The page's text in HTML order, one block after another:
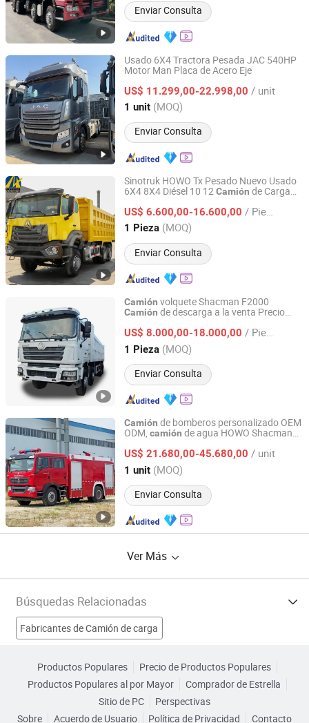
Enviar Consulta
Usado 6X4 Tractora Pesada JAC 540HP
Motor Man Placa de Acero Eje
US$ 11.299,00-22.998,00 / unit
1 unit (MOQ)
Enviar Consulta
Liangshan Shuning Automobile Trading Co., Ltd.
Shandong, China Desde 2025
Sinotruk HOWO Tx Pesado Nuevo Usado
6X4 8X4 Diésel 10 12Camión de Carga
Concreto Tractora Volquete Volteo
Minería Dumper
US$ 6.600,00-16.600,00 / Pieza
1 Pieza (MOQ)
Enviar Consulta
Shandong Lujun Naxin International Trade Co., Ltd.
Shandong, China Desde 2022
Camión volquete Shacman F2000
Camión de descarga a la venta Precio
US$ 8.000,00-18.000,00 / Pieza
1 Pieza (MOQ)
Enviar Consulta
Guoxin Technology (Shandong) Co., Ltd.
Shandong, China Desde 2026
Camión de bomberos personalizado OEM
ODM, camión de agua HOWO Shacman
suministro a precio competitivo de fábrica
US$ 21.680,00-45.680,00 / unit
1 unit (MOQ)
Enviar Consulta
Chengli Emergency Equipment Manufacturing Co., Ltd
Hubei, China Desde 2025
Ver Más
Búsquedas Relacionadas
Fabricantes de Camión de carga
Fabricantes de Carretilla elevadora
Productos Populares
Precio de Productos Populares
Productos Populares al por Mayor
Comprador de Estrella
Sitio de PC
Perspectivas
Sobre
Acuerdo de Usuario Política de Privacidad Contacto